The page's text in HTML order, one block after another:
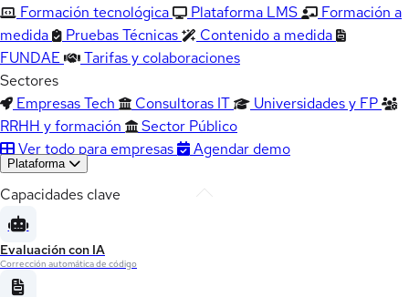
Formación tecnológica
Plataforma LMS
Formación a
medida
Pruebas Técnicas
Contenido a medida
FUNDAE
Tarifas y colaboraciones
Sectores
Empresas Tech
Consultoras IT
Universidades y FP
RRHH y formación
Sector Público
Ver todo para empresas
Agendar demo
Plataforma
Capacidades clave
Evaluación con IA
Corrección automática de código